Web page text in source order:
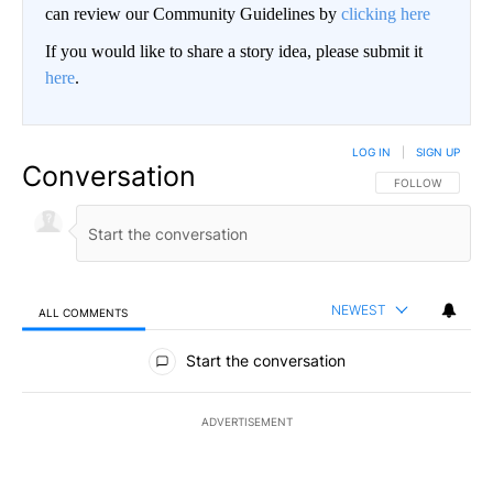
can review our Community Guidelines by clicking here
If you would like to share a story idea, please submit it
here.
Conversation FOLLOW THIS
FOLLOW
LOG IN SIGN UP
ALL COMMENTS NEWEST
All Comments
Start the conversation
ADVERTISEMENT